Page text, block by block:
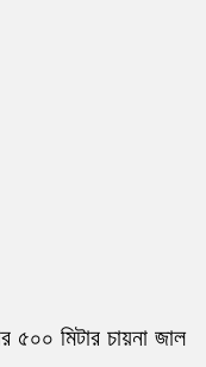
৫০০ মিটার চায়না জাল